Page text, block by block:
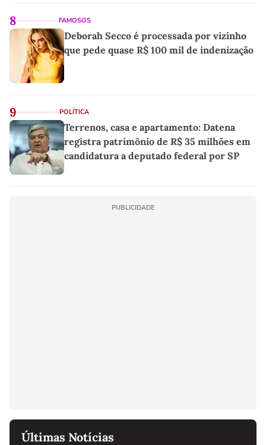
8 FAMOSOS
Deborah Secco é processada por vizinho
que pede quase R$ 100 mil de indenização
9 POLÍTICA
Terrenos, casa e apartamento: Datena
registra patrimônio de R$ 35 milhões em
candidatura a deputado federal por SP
PUBLICIDADE
Últimas Notícias